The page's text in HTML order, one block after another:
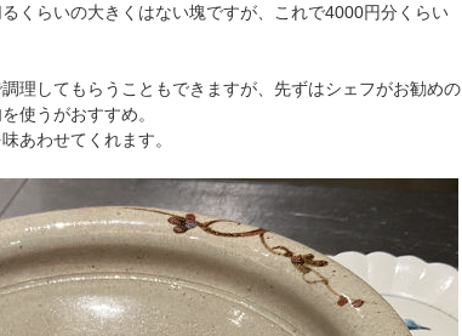
くらいの大きくはない塊ですが、これで4000円分くらい
理してもらうこともできますが、先ずはシェフがお勧めの
使うがおすすめ。
あわせてくれます。